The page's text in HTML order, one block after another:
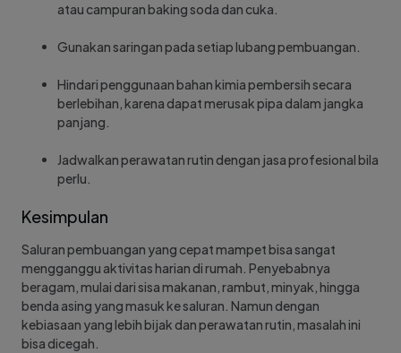
atau campuran baking soda dan cuka.
Gunakan saringan pada setiap lubang pembuangan.
Hindari penggunaan bahan kimia pembersih secara
berlebihan, karena dapat merusak pipa dalam jangka
panjang.
Jadwalkan perawatan rutin dengan jasa profesional bila
perlu.
Kesimpulan
Saluran pembuangan yang cepat mampet bisa sangat
mengganggu aktivitas harian di rumah. Penyebabnya
beragam, mulai dari sisa makanan, rambut, minyak, hingga
benda asing yang masuk ke saluran. Namun dengan
kebiasaan yang lebih bijak dan perawatan rutin, masalah ini
bisa dicegah.